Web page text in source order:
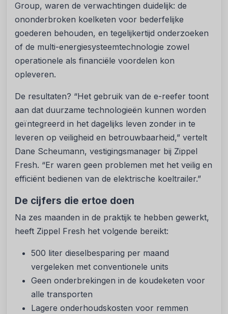
Group, waren de verwachtingen duidelijk: de
ononderbroken koelketen voor bederfelijke
goederen behouden, en tegelijkertijd onderzoeken
of de multi-energiesysteemtechnologie zowel
operationele als financiële voordelen kon
opleveren.
De resultaten? “Het gebruik van de e-reefer toont
aan dat duurzame technologieën kunnen worden
geïntegreerd in het dagelijks leven zonder in te
leveren op veiligheid en betrouwbaarheid,” vertelt
Dane Scheumann, vestigingsmanager bij Zippel
Fresh. “Er waren geen problemen met het veilig en
efficiënt bedienen van de elektrische koeltrailer.”
De cijfers die ertoe doen
Na zes maanden in de praktijk te hebben gewerkt,
heeft Zippel Fresh het volgende bereikt:
500 liter dieselbesparing per maand
vergeleken met conventionele units
Geen onderbrekingen in de koudeketen voor
alle transporten
Lagere onderhoudskosten voor remmen